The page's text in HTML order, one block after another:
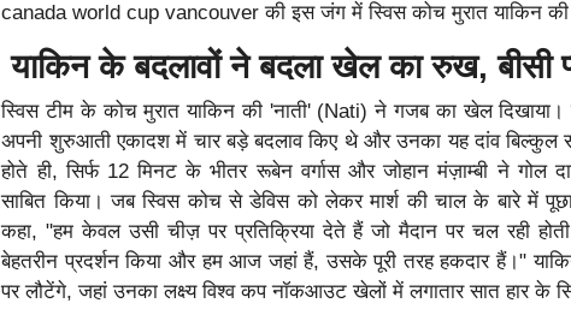
canada world cup vancouver की इस जंग में स्विस कोच मुरात याकिन की
याकिन के बदलावों ने बदला खेल का रुख, बीसी
स्विस टीम के कोच मुरात याकिन की 'नाती' (Nati) ने गजब का खेल
अपनी शुरुआती एकादश में चार बड़े बदलाव किए थे और उनका यह दांव
होते ही, सिर्फ 12 मिनट के भीतर रूबेन वर्गास और जोहान मंज़ाम्बी ने गोल
साबित किया। जब स्विस कोच से डेविस को लेकर मार्श की चाल के बारे में
कहा, "हम केवल उसी चीज़ पर प्रतिक्रिया देते हैं जो मैदान पर चल रही
बेहतरीन प्रदर्शन किया और हम आज जहां हैं, उसके पूरी तरह हकदार हैं।"
पर लौटेंगे, जहां उनका लक्ष्य विश्व कप नॉकआउट खेलों में लगातार सात हार के